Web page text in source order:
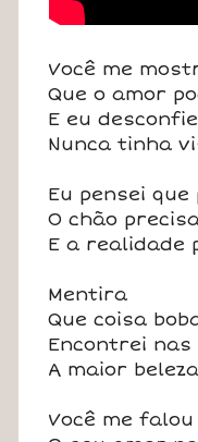
Você me
Que o amor
E eu
Nunca tinha
Eu pensei
O chão
E a realidade
Mentira
Que coisa
Encontrei
A maior beleza
Você me falou